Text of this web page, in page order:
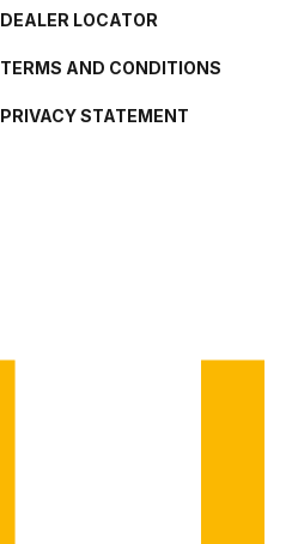
DEALER LOCATOR
TERMS AND CONDITIONS
PRIVACY STATEMENT